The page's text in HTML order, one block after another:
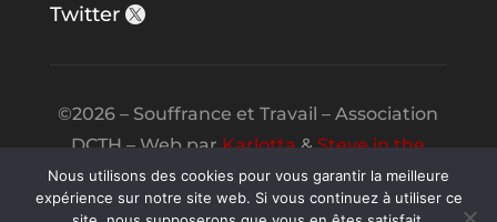
Twitter
©2026 – Souffrance et Travail – Association
DCTH – Web parKarlotta&Steve in the
Night
Nous utilisons des cookies pour vous garantir la meilleure
expérience sur notre site web. Si vous continuez à utiliser ce